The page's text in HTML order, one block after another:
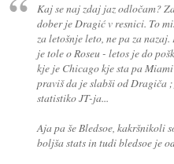
Kaj se naj zdaj jaz odločam?
dober je Dragić v resnici. To
za letošnje leto, ne pa za
je tole o Roseu - letos je do
kje je Chicago kje sta pa
praviš da je slabši od Dragiča
statistiko JT-ja...
Aja pa še Bledsoe, kakršnikoli
boljša stats in tudi bledsoe je